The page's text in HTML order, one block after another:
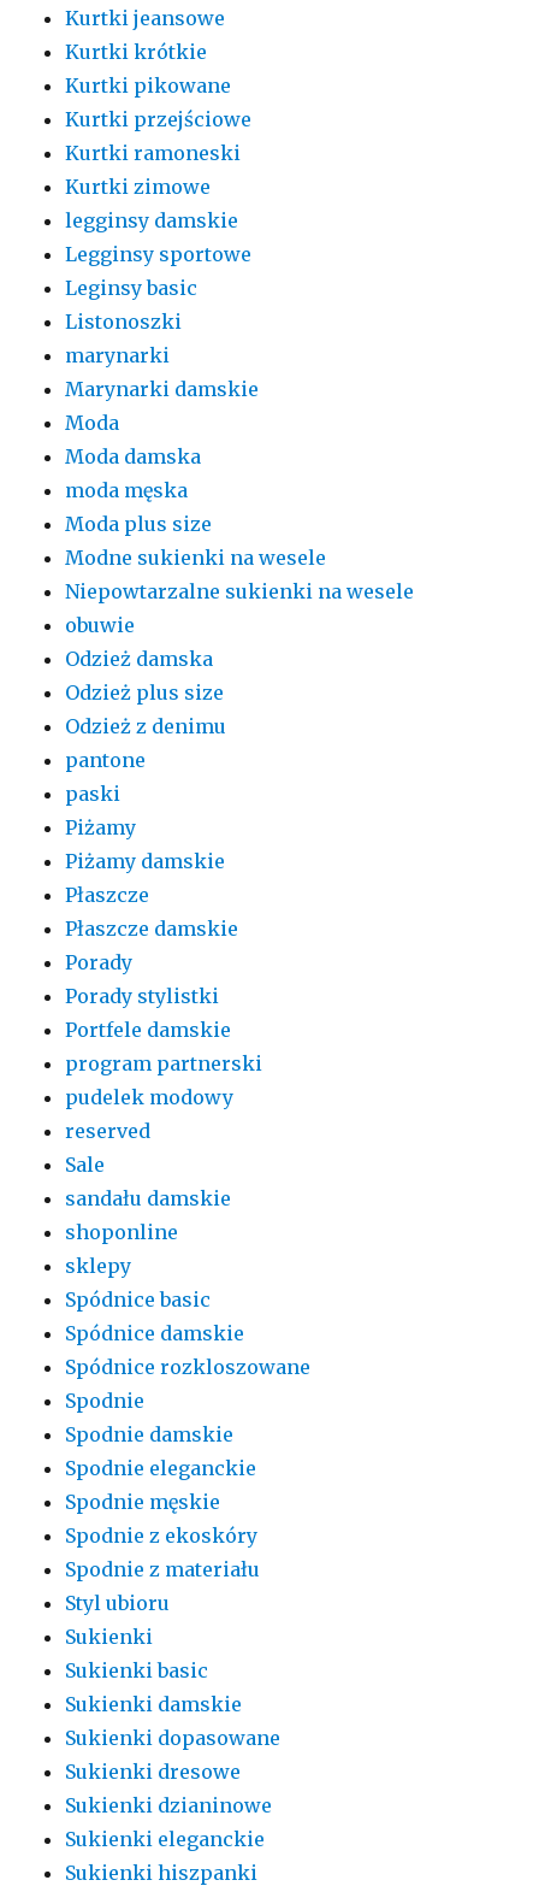
Kurtki jeansowe
Kurtki krótkie
Kurtki pikowane
Kurtki przejściowe
Kurtki ramoneski
Kurtki zimowe
legginsy damskie
Legginsy sportowe
Leginsy basic
Listonoszki
marynarki
Marynarki damskie
Moda
Moda damska
moda męska
Moda plus size
Modne sukienki na wesele
Niepowtarzalne sukienki na wesele
obuwie
Odzież damska
Odzież plus size
Odzież z denimu
pantone
paski
Piżamy
Piżamy damskie
Płaszcze
Płaszcze damskie
Porady
Porady stylistki
Portfele damskie
program partnerski
pudelek modowy
reserved
Sale
sandału damskie
shoponline
sklepy
Spódnice basic
Spódnice damskie
Spódnice rozkloszowane
Spodnie
Spodnie damskie
Spodnie eleganckie
Spodnie męskie
Spodnie z ekoskóry
Spodnie z materiału
Styl ubioru
Sukienki
Sukienki basic
Sukienki damskie
Sukienki dopasowane
Sukienki dresowe
Sukienki dzianinowe
Sukienki eleganckie
Sukienki hiszpanki